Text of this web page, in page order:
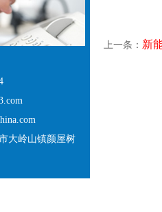
市大岭山镇颜屋树
上一条： 新